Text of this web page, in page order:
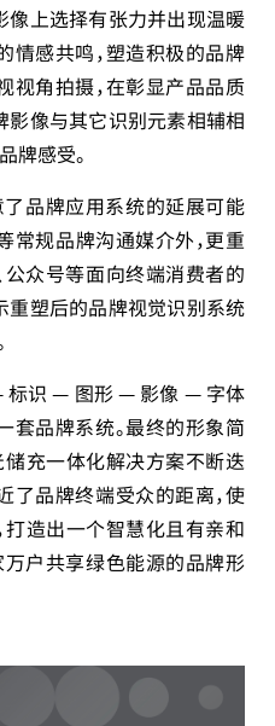
像上选择有张力并出现温暖
情感共鸣，塑造积极的品牌
视角拍摄，在彰显产品品质
影像与其它识别元素相辅相
牌感受。
品牌应用系统的延展可能
常规品牌沟通媒介外，更重
公众号等面向终端消费者的
重塑后的品牌视觉识别系统
标识 — 图形 — 影像 — 字体
套品牌系统。最终的形象简
储充一体化解决方案不断迭
了品牌终端受众的距离，使
打造出一个智慧化且有亲和
万户共享绿色能源的品牌形